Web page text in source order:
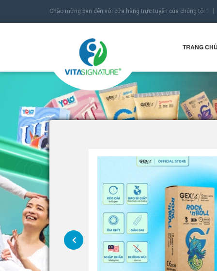
Chào mừng bạn đến với cửa hàng trực tuyến của chúng tôi !
TRANG